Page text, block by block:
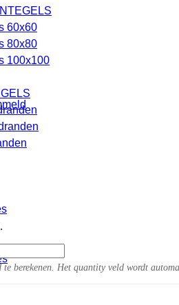
60x60
80x80
100x100
berekenen. Het quantity veld wordt